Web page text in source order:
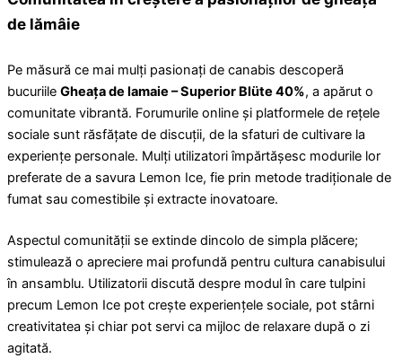
de lămâie
Pe măsură ce mai mulți pasionați de canabis descoperă
bucuriile Gheața de lamaie – Superior Blüte 40%, a apărut o
comunitate vibrantă. Forumurile online și platformele de rețele
sociale sunt răsfățate de discuții, de la sfaturi de cultivare la
experiențe personale. Mulți utilizatori împărtășesc modurile lor
preferate de a savura Lemon Ice, fie prin metode tradiționale de
fumat sau comestibile și extracte inovatoare.
Aspectul comunității se extinde dincolo de simpla plăcere;
stimulează o apreciere mai profundă pentru cultura canabisului
în ansamblu. Utilizatorii discută despre modul în care tulpini
precum Lemon Ice pot crește experiențele sociale, pot stârni
creativitatea și chiar pot servi ca mijloc de relaxare după o zi
agitată.